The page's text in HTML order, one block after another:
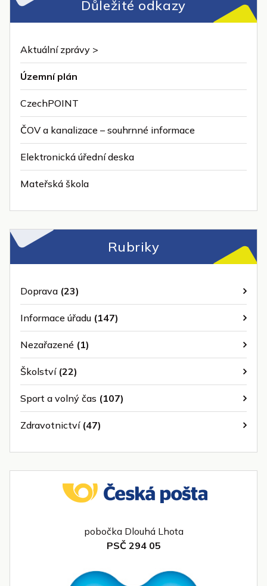
Důležité odkazy
Aktuální zprávy >
Územní plán
CzechPOINT
ČOV a kanalizace – souhrnné informace
Elektronická úřední deska
Mateřská škola
Rubriky
Doprava (23)
Informace úřadu (147)
Nezařazené (1)
Školství(22)
Sport a volný čas (107)
Zdravotnictví(47)
pobočka Dlouhá Lhota
PSČ 294 05